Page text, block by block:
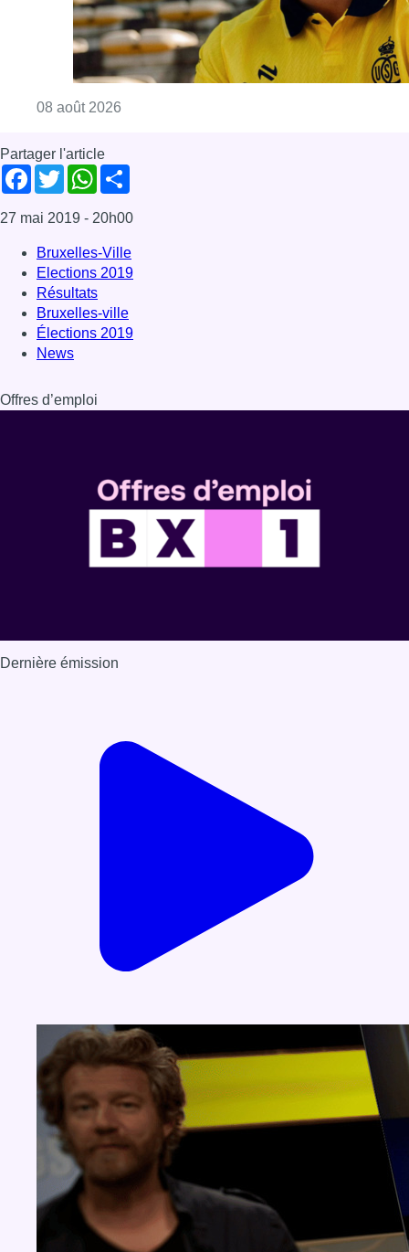
08 août 2026
Partager l'article
Facebook
TwitterWhatsApp
27 mai 2019 - 20h00
Bruxelles-Ville
Elections 2019
Résultats
Bruxelles-ville
Élections 2019
News
Offres d’emploi
Dernière émission